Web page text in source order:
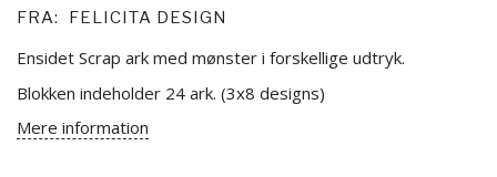
FRA: FELICITA DESIGN
Ensidet Scrap ark med mønster i forskellige udtryk.
Blokken indeholder 24 ark. (3x8 designs)
Mere information